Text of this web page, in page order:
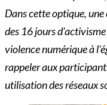
Dans cette optique,
des 16 jours
violence numérique à
rappeler aux
utilisation des réseaux